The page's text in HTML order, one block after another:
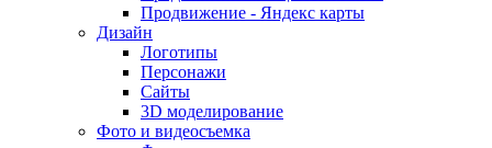
Продвижение - Яндекс карты
Дизайн
Логотипы
Персонажи
Сайты
3D моделирование
Фото и видеосъемка